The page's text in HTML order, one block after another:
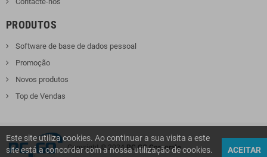
PRODUTOS
Software de base de dados pessoal
Promoção
Novos produtos
Top de Vendas
Copyright © 2024PC GO Corporate
Este site utiliza cookies. Ao continuar a sua visita a este
site está a concordar com a nossa utilização de cookies.
ACEITAR